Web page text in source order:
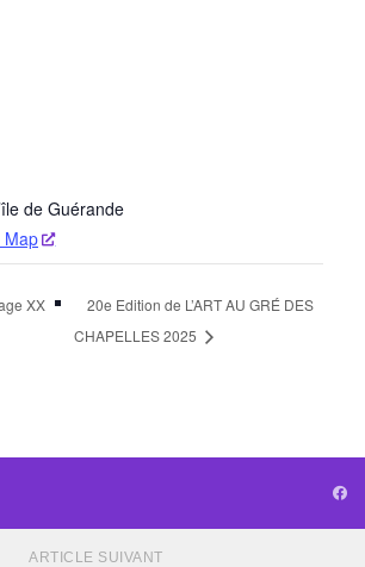
de Guérande
Map
XX
20e Edition de L’ART AU GRÉ DES
CHAPELLES 2025
ARTICLE SUIVANT